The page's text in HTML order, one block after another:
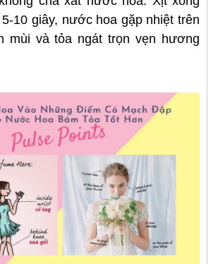
10 giây, nước hoa gặp nhiệt trên
mùi và tỏa ngát trọn vẹn hương